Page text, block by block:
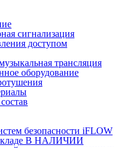
сигнализация
доступом
трансляция
оборудование
безопасности iFLOW
В НАЛИЧИИ